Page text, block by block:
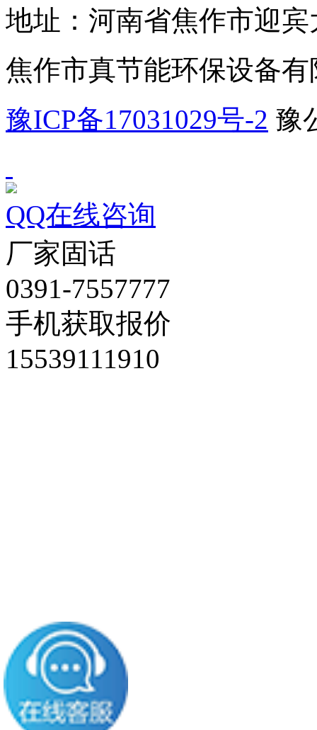
地址：河南省焦作市迎宾
焦作市真节能环保设备
豫ICP备17031029号-2 豫
QQ在线咨询
厂家固话
0391-7557777
手机获取报价
15539111910